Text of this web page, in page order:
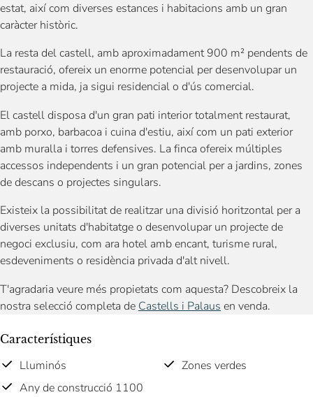
estat, així com diverses estances i habitacions amb un gran
caràcter històric.
La resta del castell, amb aproximadament 900 m² pendents de
restauració, ofereix un enorme potencial per desenvolupar un
projecte a mida, ja sigui residencial o d'ús comercial.
El castell disposa d'un gran pati interior totalment restaurat,
amb porxo, barbacoa i cuina d'estiu, així com un pati exterior
amb muralla i torres defensives. La finca ofereix múltiples
accessos independents i un gran potencial per a jardins, zones
de descans o projectes singulars.
Existeix la possibilitat de realitzar una divisió horitzontal per a
diverses unitats d'habitatge o desenvolupar un projecte de
negoci exclusiu, com ara hotel amb encant, turisme rural,
esdeveniments o residència privada d'alt nivell.
T'agradaria veure més propietats com aquesta? Descobreix la
nostra selecció completa de Castells i Palaus en venda.
Característiques
Lluminós
Zones verdes
Any de construcció 1100